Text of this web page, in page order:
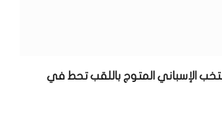
طائرة المنتخب الإسباني المتوج باللقب تحط في